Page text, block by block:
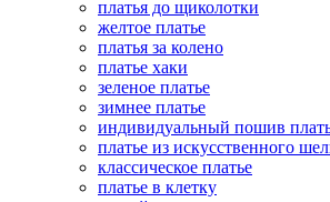
платья до щиколотки
желтое платье
платья за колено
платье хаки
зеленое платье
зимнее платье
индивидуальный пошив
платье из искусственного
классическое платье
платье в клетку